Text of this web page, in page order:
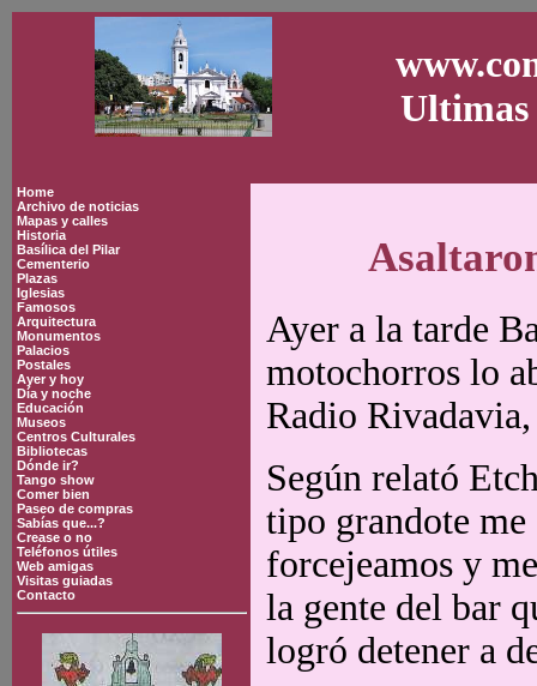
Ultimas
Home
Archivo de noticias
Mapas y calles
Historia
Basílica del Pilar
Cementerio
Plazas
Iglesias
Famosos
Arquitectura
Monumentos
Palacios
Postales
Ayer y hoy
Día y noche
Educación
Museos
Centros Culturales
Bibliotecas
Dónde ir?
Tango show
Comer bien
Paseo de compras
Sabías que...?
Crease o no
Teléfonos útiles
Web amigas
Visitas guiadas
Contacto
Ayer a la tarde
motochorros lo
Radio
Según relató
tipo grandote me
forcejeamos y
la gente del bar
logró detener a